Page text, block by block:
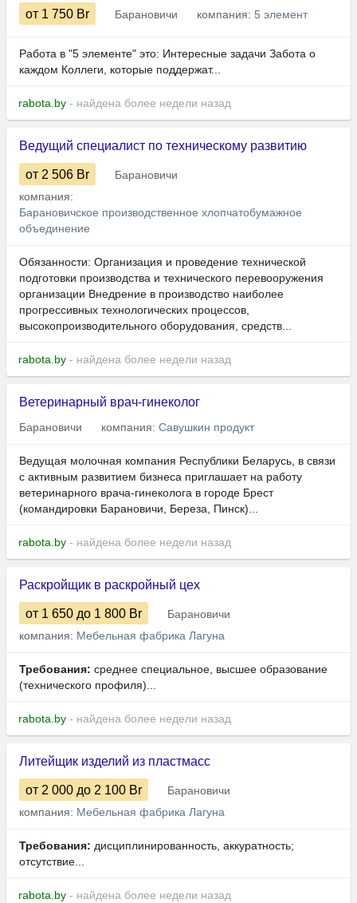
от 1 750 Br Барановичи компания: 5 элемент
Работа в "5 элементе" это: Интересные задачи Забота о
каждом Коллеги, которые поддержат...
rabota.by - найдена более недели назад
Ведущий специалист по техническому развитию
от 2 506 Br
Барановичи
компания:
Барановичское производственное хлопчатобумажное
объединение
Обязанности: Организация и проведение технической
подготовки производства и технического перевооружения
организации Внедрение в производство наиболее
прогрессивных технологических процессов,
высокопроизводительного оборудования, средств...
rabota.by - найдена более недели назад
Ветеринарный врач-гинеколог
Барановичи компания: Савушкин продукт
Ведущая молочная компания Республики Беларусь, в связи
с активным развитием бизнеса приглашает на работу
ветеринарного врача-гинеколога в городе Брест
(командировки Барановичи, Береза, Пинск)...
rabota.by - найдена более недели назад
Раскройщик в раскройный цех
от 1 650 до 1 800 Br
Барановичи
компания: Мебельная фабрика Лагуна
Требования: среднее специальное, высшее образование
(технического профиля)...
rabota.by - найдена более недели назад
Литейщик изделий из пластмасс
от 2 000 до 2 100 Br
Барановичи
компания: Мебельная фабрика Лагуна
Требования: дисциплинированность, аккуратность;
отсутствие...
rabota.by - найдена более недели назад